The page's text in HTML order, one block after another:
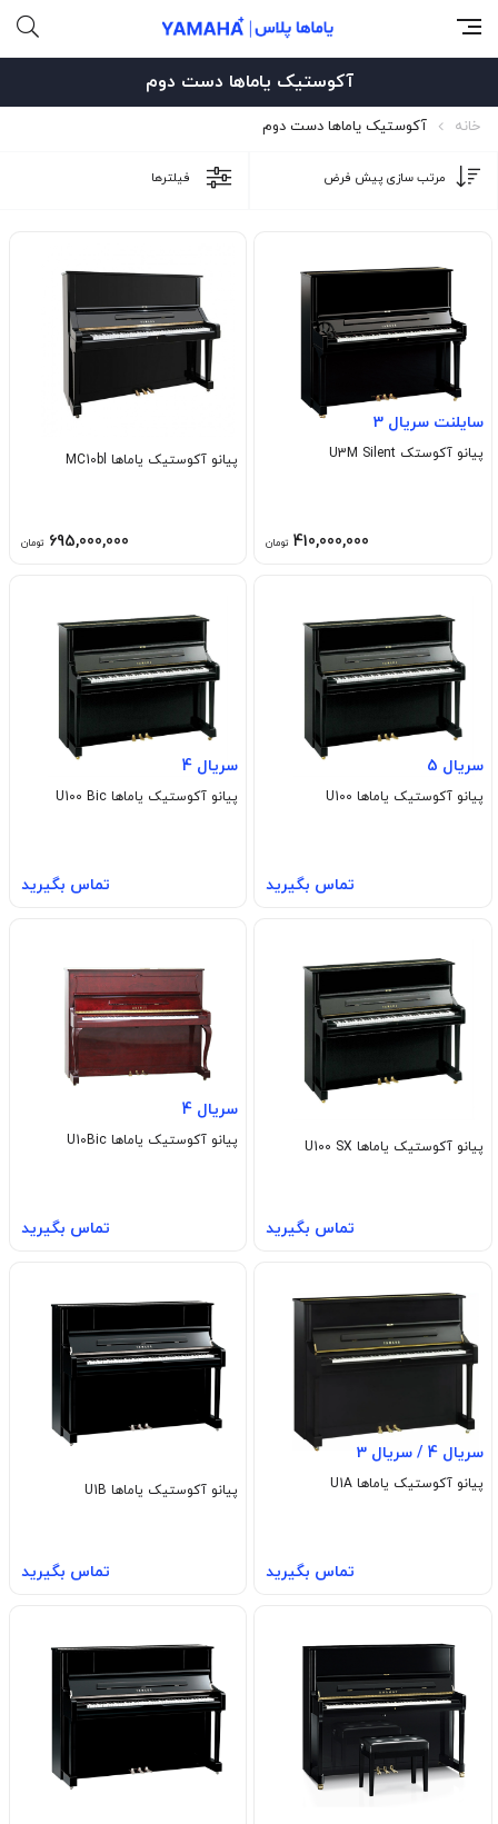
آکوستیک یاماها دست دوم
خانه آکوستیک یاماها دست دوم
فیلترها
سایلنت سریال 3
پیانو آکوستک U3M Silent
410,000,000 تومان
پیانو آکوستیک یاماها MC10bl
695,000,000 تومان
سریال 5
پیانو آکوستیک یاماها U100
تماس بگیرید
سریال 4
پیانو آکوستیک یاماها U100 Bic
تماس بگیرید
پیانو آکوستیک یاماها U100 SX
تماس بگیرید
سریال 4
پیانو آکوستیک یاماها U10Bic
تماس بگیرید
سریال 4 / سریال 3
پیانو آکوستیک یاماها U1A
تماس بگیرید
پیانو آکوستیک یاماها U1B
تماس بگیرید